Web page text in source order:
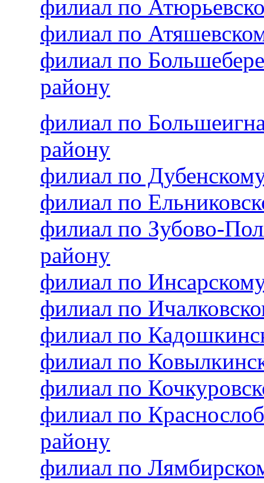
филиал по
филиал по
филиал по
району
филиал по
району
филиал по
филиал по
филиал по Зубово-
району
филиал по
филиал по
филиал по
филиал по
филиал по
филиал по
району
филиал по